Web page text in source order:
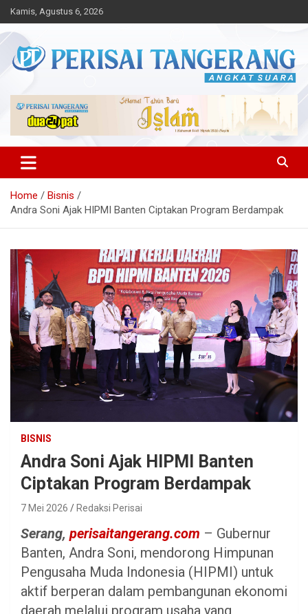
Skip
to
content
Kamis, Agustus 6, 2026
Perisai Tangerang – Angkat
Suara
Home
Bisnis
Andra Soni Ajak HIPMI Banten Ciptakan Program Berdampak
BISNIS
Andra Soni Ajak HIPMI Banten
Ciptakan Program Berdampak
7 Mei 2026 Redaksi Perisai
Serang, perisaitangerang.com – Gubernur
Banten, Andra Soni, mendorong Himpunan
Pengusaha Muda Indonesia (HIPMI) untuk
aktif berperan dalam pembangunan ekonomi
daerah melalui program usaha yang